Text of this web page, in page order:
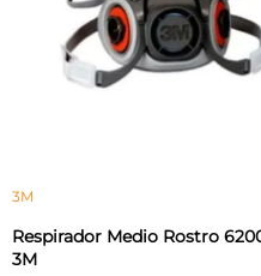
3M
Respirador Medio Rostro
3M